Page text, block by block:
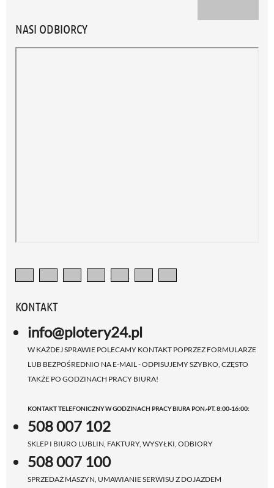
NASI ODBIORCY
KONTAKT
info@plotery24.pl
W KAŻDEJ SPRAWIE POLECAMY KONTAKT POPRZEZ FORMULARZE
LUB BEZPOŚREDNIO NA E-MAIL - ODPISUJEMY SZYBKO, CZĘSTO
TAKŻE PO GODZINACH PRACY BIURA!
KONTAKT TELEFONICZNY W GODZINACH PRACY BIURA PON.-PT. 8:00-16:00:
508 007 102
SKLEP I BIURO LUBLIN, FAKTURY, WYSYŁKI, ODBIORY
508 007 100
SPRZEDAŻ MASZYN, UMAWIANIE SERWISU Z DOJAZDEM